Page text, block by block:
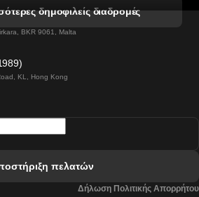
προς Σάλτσμπουργκ Τρένα
προς Πράγα Tρένο
δημοφιλείς διαδρομές
BKR 9061, Malta
KL, Hong Kong
πελατών
Δήλωση Πολιτικής Απορρήτου